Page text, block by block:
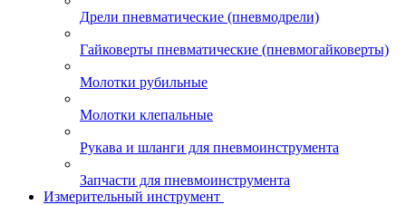
Дрели пневматические (пневмодрели)
Гайковерты пневматические (пневмогайковерты)
Молотки рубильные
Молотки клепальные
Рукава и шланги для пневмоинструмента
Запчасти для пневмоинструмента
Измерительный инструмент